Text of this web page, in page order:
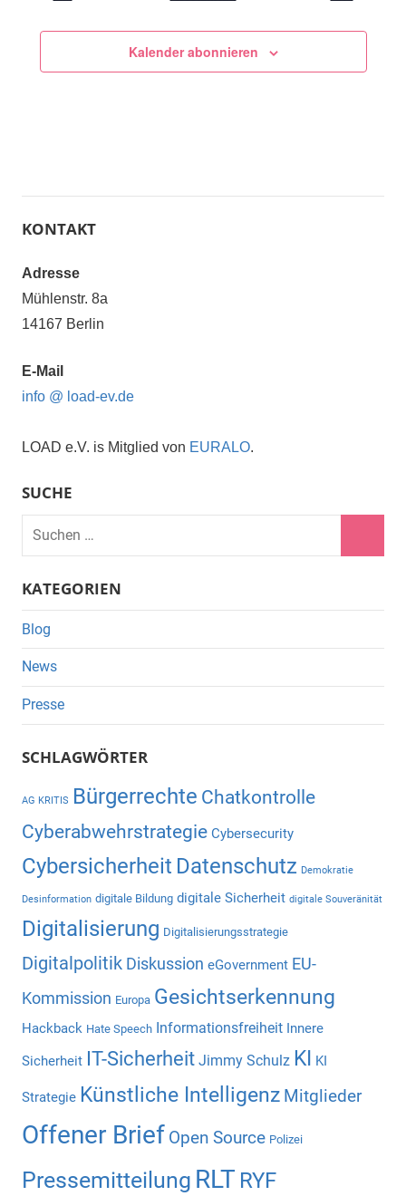
Kalender abonnieren
KONTAKT
Adresse
Mühlenstr. 8a
14167 Berlin
E-Mail
info @ load-ev.de
LOAD e.V. is Mitglied von EURALO.
SUCHE
Suchen
KATEGORIEN
Blog
News
Presse
SCHLAGWÖRTER
AG KRITIS Bürgerrechte Chatkontrolle
Cyberabwehrstrategie Cybersecurity
Cybersicherheit Datenschutz Demokratie
Desinformation digitale Bildung digitale Sicherheit digitale Souveränität
Digitalisierung Digitalisierungsstrategie
Digitalpolitik Diskussion eGovernment EU-
Kommission Europa Gesichtserkennung
Hackback Hate Speech Informationsfreiheit Innere
Sicherheit IT-Sicherheit Jimmy Schulz KI KI
Strategie Künstliche Intelligenz Mitglieder
Offener Brief Open Source Polizei
Pressemitteilung RLT RYF